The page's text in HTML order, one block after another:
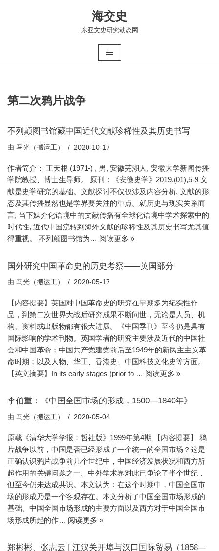
海交史
东亚文史研究动态网
第二次鸦片战争
不列颠图书馆藏中国近代文献珍稀性及其历史书写
由 马光（搬运工） 2020-10-17
作者简介： 王天根 (1971-) , 男, 安徽芜湖人, 安徽大学新闻传播
学院教授、博士生导师。 原刊：《安徽史学》2019,(01),5-9 文
献是史学研究的基础。文献探讨不仅仅涉及内容分析, 文献的形
态及其传播显然也是学界要关注的重点。就历史与现实关系而
言, 当下媒介化语境中的文献传播有全球化语境中学术探索中的
时代性, 近代中国流转到海外文献的珍稀性及其历史书写尤其值
得重视。 不列颠图书馆为… 阅读更多 »
国外研究中国革命史的历史考察——英国部分
由 马光（搬运工） 2020-05-17
【内容提要】英国对中国革命史的研究在早期多为纪实性作
品，到第二次世界大战后研究成果不断问世，无论是人员、机
构、资料或出版物都有很大进展。《中国季刊》至今仍是具有
国际影响的学术刊物。英国学者的研究主要涉及近代的中国社
会和中国革命；中国共产党建党前后至1949年的新民主主义革
命时期；以及人物、华工、香港史、中国科技文化史等方面。
【英文摘要】In its early stages (prior to … 阅读更多 »
李伯重：《中国全国市场的形成，1500—1840年》
由 马光（搬运工） 2020-05-04
原载《清华大学学报：哲社版》1999年第4期 【内容提要】 鸦
片战争以前，中国是否已经形成了一个统一的全国市场？这是
正确认识鸦片战争前几个世纪中，中国经济发展状况和西方所
起作用的关键问题之一。中外学术界对此已争论了半个世纪，
但至今仍未达成共识。本文认为：在这个时期中，中国全国市
场的形成乃是一个客观存在。本文分析了中国全国市场形成的
基础、中国全国市场形成的主要方面以及西方对于中国全国市
场形成所起的作… 阅读更多 »
郑彬彬、张志云 | 江汉关开埠与汉口国际贸易（1858—